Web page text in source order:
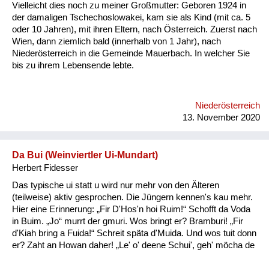
Vielleicht dies noch zu meiner Großmutter: Geboren 1924 in
der damaligen Tschechoslowakei, kam sie als Kind (mit ca. 5
oder 10 Jahren), mit ihren Eltern, nach Österreich. Zuerst nach
Wien, dann ziemlich bald (innerhalb von 1 Jahr), nach
Niederösterreich in die Gemeinde Mauerbach. In welcher Sie
bis zu ihrem Lebensende lebte.
Niederösterreich
13. November 2020
Da Bui (Weinviertler Ui-Mundart)
Herbert Fidesser
Das typische ui statt u wird nur mehr von den Älteren
(teilweise) aktiv gesprochen. Die Jüngern kennen's kau mehr.
Hier eine Erinnerung: „Fir D'Hos'n hoi Ruim!“ Schofft da Voda
in Buim. „Jo“ murrt der gmuri. Wos bringt er? Bramburi! „Fir
d'Kiah bring a Fuida!“ Schreit späta d'Muida. Und wos tuit donn
er? Zaht an Howan daher! „Le' o' deene Schui', geh' möcha de